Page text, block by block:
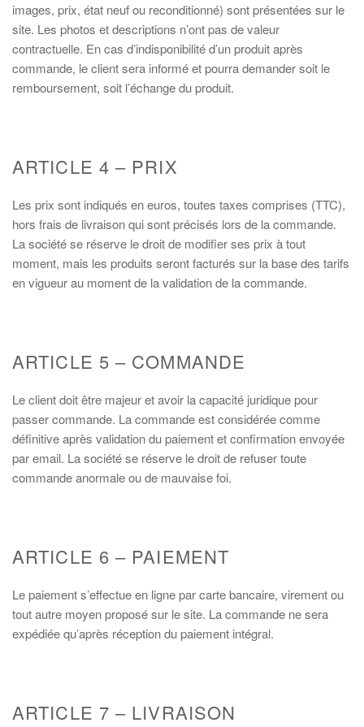
images, prix, état neuf ou reconditionné) sont présentées sur le
site. Les photos et descriptions n’ont pas de valeur
contractuelle. En cas d’indisponibilité d’un produit après
commande, le client sera informé et pourra demander soit le
remboursement, soit l’échange du produit.
ARTICLE 4 – PRIX
Les prix sont indiqués en euros, toutes taxes comprises (TTC),
hors frais de livraison qui sont précisés lors de la commande.
La société se réserve le droit de modifier ses prix à tout
moment, mais les produits seront facturés sur la base des tarifs
en vigueur au moment de la validation de la commande.
ARTICLE 5 – COMMANDE
Le client doit être majeur et avoir la capacité juridique pour
passer commande. La commande est considérée comme
définitive après validation du paiement et confirmation envoyée
par email. La société se réserve le droit de refuser toute
commande anormale ou de mauvaise foi.
ARTICLE 6 – PAIEMENT
Le paiement s’effectue en ligne par carte bancaire, virement ou
tout autre moyen proposé sur le site. La commande ne sera
expédiée qu’après réception du paiement intégral.
ARTICLE 7 – LIVRAISON